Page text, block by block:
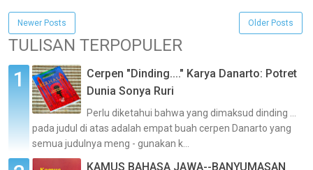
Newer Posts Older Posts
TULISAN TERPOPULER
Cerpen "Dinding...." Karya Danarto: Potret
Dunia Sonya Ruri
Perlu diketahui bahwa yang dimaksud dinding …
pada judul di atas adalah empat buah cerpen Danarto yang
semua judulnya meng - gunakan k...
KAMUS BAHASA JAWA--BANYUMASAN